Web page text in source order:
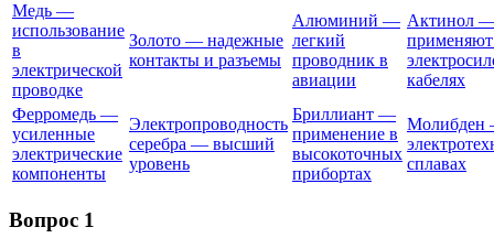
Медь —
использование
в
электрической
проводке
Золото — надежные
контакты и разъемы
Алюминий —
легкий
проводник в
авиации
Актинол
кабелях
Ферромедь —
усиленные
электрические
компоненты
Электропроводность
серебра — высший
уровень
Бриллиант —
применение в
высокоточных
прибортах
Молибден
сплавах
Вопрос 1